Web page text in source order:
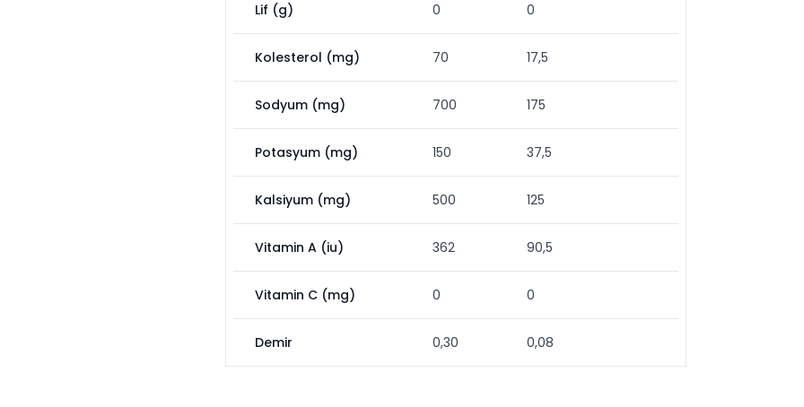
Lif (g) 0 0
Kolesterol (mg) 70 17,5
Sodyum (mg) 700 175
Potasyum (mg) 150 37,5
Kalsiyum (mg) 500 125
Vitamin A (iu) 362 90,5
Vitamin C (mg) 0 0
Demir 0,30 0,08